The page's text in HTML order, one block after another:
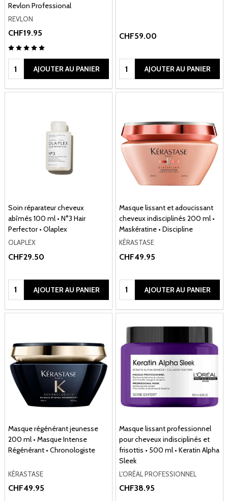
Revlon Professional
REVLON
CHF19.95
Quantité:AJOUTER AU PANIER
CHF59.00
Quantité:AJOUTER AU PANIER
Soin réparateur cheveux
abîmés 100 ml • N°3 Hair
Perfector • Olaplex
OLAPLEX
CHF29.50
Quantité:AJOUTER AU PANIER
Masque lissant et adoucissant
cheveux indisciplinés 200 ml •
Maskératine • Discipline
KÉRASTASE
CHF49.95
Quantité:AJOUTER AU PANIER
Masque régénérant jeunesse
200 ml • Masque Intense
Régénérant • Chronologiste
KÉRASTASE
CHF49.95
Masque lissant professionnel
pour cheveux indisciplinés et
frisottis • 500 ml • Keratin Alpha
Sleek
L'ORÉAL PROFESSIONNEL
CHF38.95